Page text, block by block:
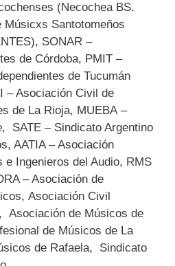
(Necochea BS.
Músicxs Santotomeños
SONAR –
de Córdoba, PMIT –
de Tucumán
– Asociación Civil de
de La Rioja, MUEBA –
SATE – Sindicato Argentino
AATIA – Asociación
e Ingenieros del Audio, RMS
– Asociación de
Asociación Civil
Asociación de Músicos de
de Músicos de La
de Rafaela, Sindicato